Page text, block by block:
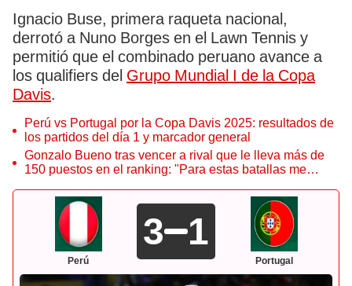
Ignacio Buse, primera raqueta nacional,
derrotó a Nuno Borges en el Lawn Tennis y
permitió que el combinado peruano avance a
los qualifiers del Grupo Mundial I de la Copa
Davis.
Perú vs Portugal por la Copa Davis 2025: resultados de
los partidos del día 1 y marcador general
Gonzalo Bueno tras vencer a rival que le lleva más de
150 puestos en el ranking: "Para estas batallas me
Perú
3 1
Portugal